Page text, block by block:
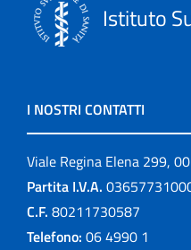
Istituto
I NOSTRI CONTATTI
Viale Regina Elena 299,
Partita I.V.A.
C.F. 80211730587
Telefono: 06 4990 1